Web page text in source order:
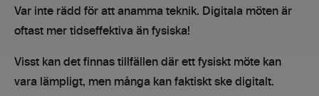
Var inte rädd för att anamma teknik. Digitala möten är
oftast mer tidseffektiva än fysiska!
Visst kan det finnas tillfällen där ett fysiskt möte kan
vara lämpligt, men många kan faktiskt ske digitalt.